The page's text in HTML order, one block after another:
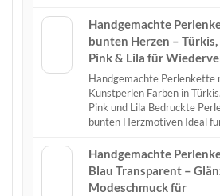
Handgemachte
bunten Herzen – Türkis,
Pink & Lila für
Handgemachte Perlenkette
Kunstperlen Farben in
Pink und Lila Bedruckte
bunten Herzmotiven Ideal
Handgemachte
Blau Transparent –
Modeschmuck für